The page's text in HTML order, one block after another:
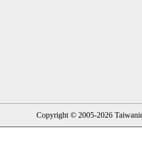
Copyright © 2005-2026